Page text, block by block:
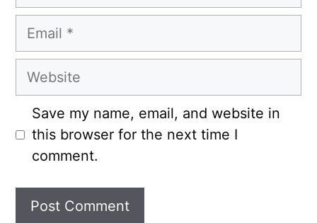
Email
Website
Save my name, email, and website in
this browser for the next time I
comment.